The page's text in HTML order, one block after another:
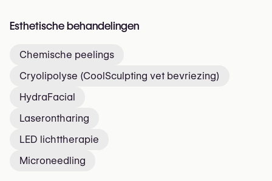
Esthetische behandelingen
Chemische peelings
Cryolipolyse (CoolSculpting vet bevriezing)
HydraFacial
Laserontharing
LED lichttherapie
Microneedling